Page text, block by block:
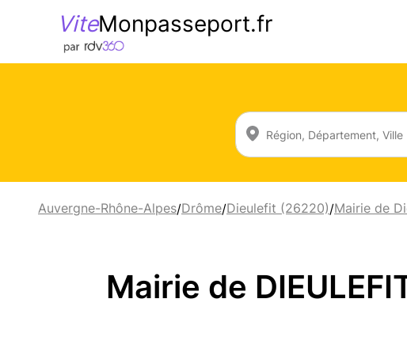
ViteMonpasseport.fr
Auvergne-Rhône-Alpes/Drôme/Dieulefit (26220)/Mairie de
Mairie de